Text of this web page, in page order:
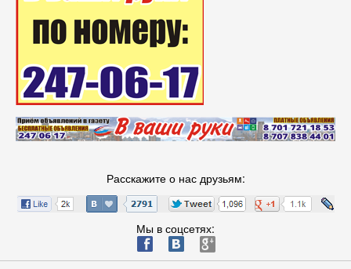
Расскажите о нас друзьям:
Мы в соцсетях:
ä æ è